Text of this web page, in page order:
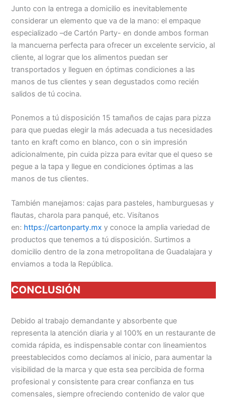
Junto con la entrega a domicilio es inevitablemente
considerar un elemento que va de la mano: el empaque
especializado –de Cartón Party- en donde ambos forman
la mancuerna perfecta para ofrecer un excelente servicio, al
cliente, al lograr que los alimentos puedan ser
transportados y lleguen en óptimas condiciones a las
manos de tus clientes y sean degustados como recién
salidos de tú cocina.
Ponemos a tú disposición 15 tamaños de cajas para pizza
para que puedas elegir la más adecuada a tus necesidades
tanto en kraft como en blanco, con o sin impresión
adicionalmente, pin cuida pizza para evitar que el queso se
pegue a la tapa y llegue en condiciones óptimas a las
manos de tus clientes.
También manejamos: cajas para pasteles, hamburguesas y
flautas, charola para panqué, etc. Visítanos
en: https://cartonparty.mx y conoce la amplia variedad de
productos que tenemos a tú disposición. Surtimos a
domicilio dentro de la zona metropolitana de Guadalajara y
enviamos a toda la República.
CONCLUSIÓN
Debido al trabajo demandante y absorbente que
representa la atención diaria y al 100% en un restaurante de
comida rápida, es indispensable contar con lineamientos
preestablecidos como decíamos al inicio, para aumentar la
visibilidad de la marca y que esta sea percibida de forma
profesional y consistente para crear confianza en tus
comensales, siempre ofreciendo contenido de valor que